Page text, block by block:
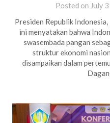
Posted on July
Presiden Republik
ini menyatakan bahwa
swasembada pangan
struktur ekonomi
disampaikan dalam